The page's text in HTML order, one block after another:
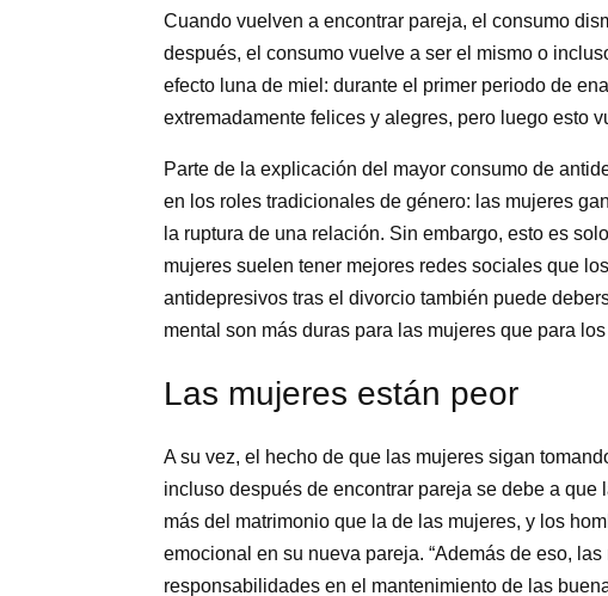
Cuando vuelven a encontrar pareja, el consumo
después, el consumo vuelve a ser el mismo o
efecto luna de miel: durante el primer periodo de
extremadamente felices y alegres, pero luego esto
Parte de la explicación del mayor consumo de
en los roles tradicionales de género: las mujeres
la ruptura de una relación. Sin embargo, esto es
mujeres suelen tener mejores redes sociales que
antidepresivos tras el divorcio también puede
mental son más duras para las mujeres que para
Las mujeres están peor
A su vez, el hecho de que las mujeres sigan
incluso después de encontrar pareja se debe a
más del matrimonio que la de las mujeres, y los
emocional en su nueva pareja. “Además de eso,
responsabilidades en el mantenimiento de las